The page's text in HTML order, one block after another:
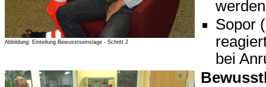
Abbildung: Einteilung Bewusstseinslage - Schritt 2
Sopor
bei